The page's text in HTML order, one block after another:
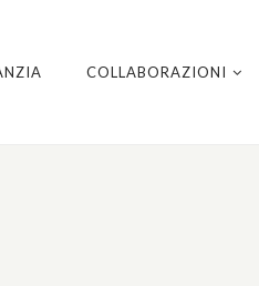
COLLABORAZIONI